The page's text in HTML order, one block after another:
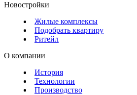
Новостройки
Жилые комплексы
Подобрать квартиру
Ритейл
О компании
История
Технологии
Производство